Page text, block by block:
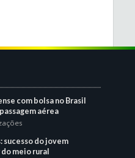
com bolsa no Brasil
aérea
sucesso do jovem
meio rural